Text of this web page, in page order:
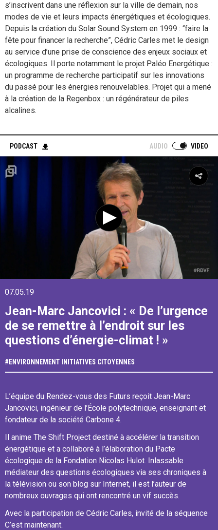
s’inscrivent dans une réflexion sur la ville de demain, nos
modes de vie et leurs impacts énergétiques et écologiques.
Depuis la création du Solar Sound System en 1999 : “faire la
fête pour financer la recherche”, Cédric Carles met le design
au service d’une prise de conscience des enjeux sociaux et
écologiques. Il porte notamment le projet Paléo Energétique :
un programme de recherche participatif sur les innovations
du passé pour les énergies renouvelables. Projet qui a mené
à la création de la Regenbox : un régénérateur de piles
alcalines.
PODCAST AUDIO VIDEO
07.05.19
Jean-Marc Jancovici : « De l’urgence
de se remettre à l’endroit sur les
questions d’énergie-climat ! »
# ENVIRONNEMENT INITIATIVES CITOYENNES
L’équipe du Rendez-vous des Futurs reçoit Jean-Marc
Jancovici, ingénieur de l’École polytechnique, enseignant et
fondateur de la société Carbone 4.
Il anime The Shift Project destiné à accélérer la transition
énergétique et a collaboré à l’élaboration du Pacte
écologique de la Fondation Nicolas Hulot. Inlassable
médiateur des questions écologiques via ses chroniques à
la télévision ou son blog sur Internet, il est l’auteur de
nombreux ouvrages qui ont rencontré un vif succès.
Avec la participation de Cédric Carles, invité de la séquence
C’est maintenant.